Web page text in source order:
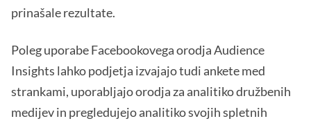
prinašale rezultate.
Poleg uporabe Facebookovega orodja Audience
Insights lahko podjetja izvajajo tudi ankete med
strankami, uporabljajo orodja za analitiko družbenih
medijev in pregledujejo analitiko svojih spletnih